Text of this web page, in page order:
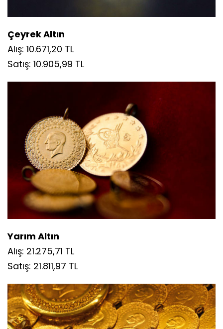
Çeyrek Altın
Alış: 10.671,20 TL
Satış: 10.905,99 TL
Yarım Altın
Alış: 21.275,71 TL
Satış: 21.811,97 TL